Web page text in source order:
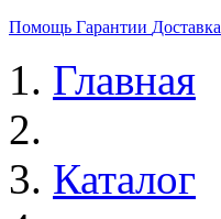
Помощь Гарантии Доставка
Главная
Каталог